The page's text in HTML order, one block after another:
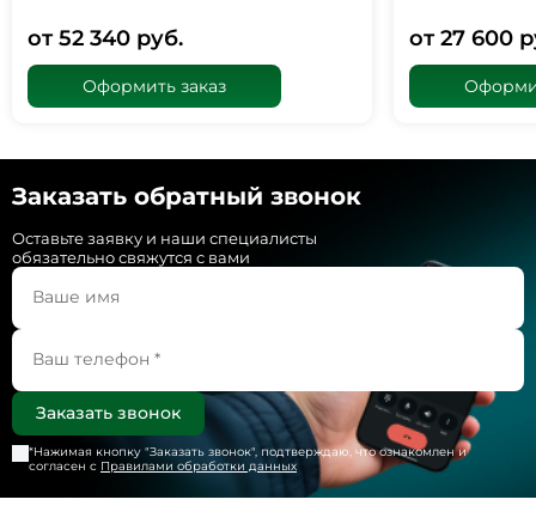
от 52 340 руб.
Оформить заказ
от 27 600
Заказать обратный звонок
Оставьте заявку и наши специалисты
обязательно свяжутся с вами
*Нажимая кнопку "Заказать звонок", подтверждаю, что ознакомлен и
согласен с Правилами обработки данных